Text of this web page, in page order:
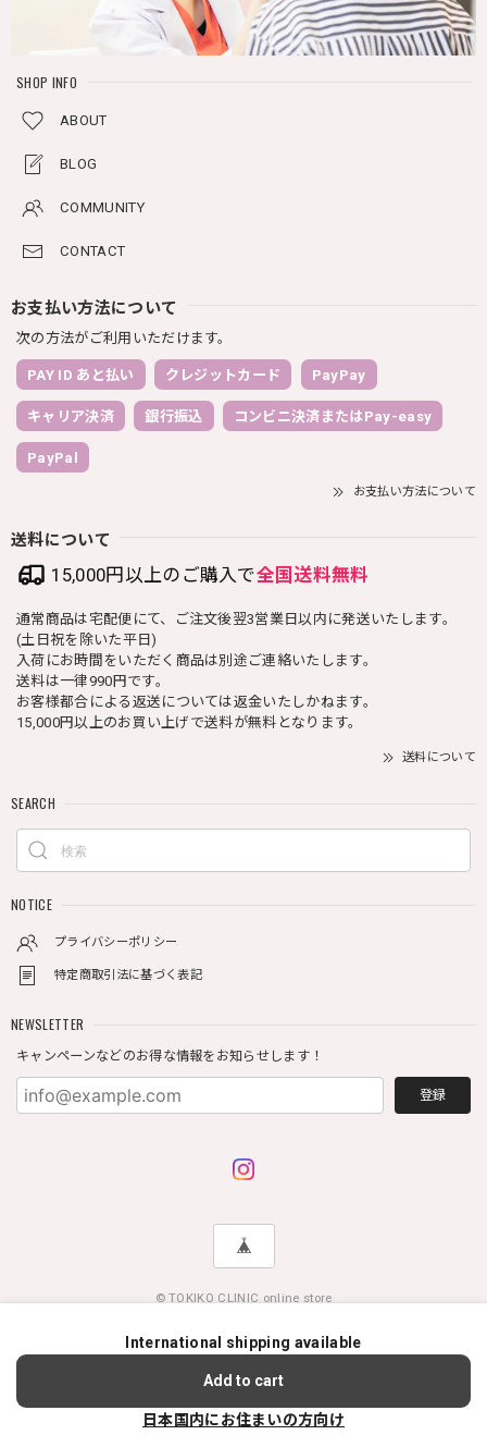
SHOP INFO
ABOUT
BLOG
COMMUNITY
CONTACT
お支払い方法について
次の方法がご利用いただけます。
PAY ID あと払い クレジットカード PayPay
キャリア決済 銀行振込 コンビニ決済またはPay-easy
PayPal
お支払い方法について
送料について
15,000円以上のご購入で全国送料無料
通常商品は宅配便にて、ご注文後翌3営業日以内に発送いたします。
(土日祝を除いた平日)
入荷にお時間をいただく商品は別途ご連絡いたします。
送料は一律990円です。
お客様都合による返送については返金いたしかねます。
15,000円以上のお買い上げで送料が無料となります。
送料について
SEARCH
NOTICE
プライバシーポリシー
特定商取引法に基づく表記
NEWSLETTER
キャンペーンなどのお得な情報をお知らせします！
登録
© TOKIKO CLINIC online store
International shipping available
Add to cart
日本国内にお住まいの方向け